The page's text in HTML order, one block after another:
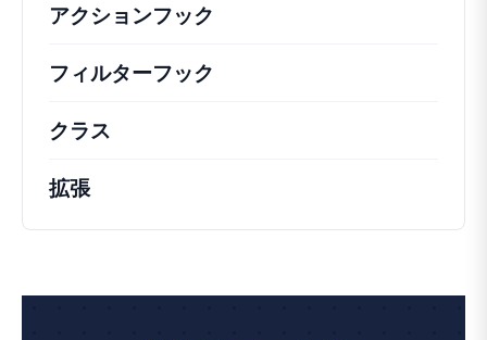
アクションフック
フィルターフック
クラス
拡張